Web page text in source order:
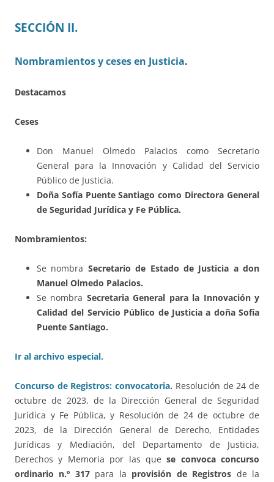
SECCIÓN II.
Nombramientos y ceses en Justicia.
Destacamos
Ceses
Don Manuel Olmedo Palacios como Secretario
General para la Innovación y Calidad del Servicio
Público de Justicia.
Doña Sofía Puente Santiago como Directora General
de Seguridad Jurídica y Fe Pública.
Nombramientos:
Se nombra Secretario de Estado de Justicia a don
Manuel Olmedo Palacios.
Se nombra Secretaria General para la Innovación y
Calidad del Servicio Público de Justicia a doña Sofía
Puente Santiago.
Ir al archivo especial.
Concurso de Registros: convocatoria. Resolución de 24 de
octubre de 2023, de la Dirección General de Seguridad
Jurídica y Fe Pública, y Resolución de 24 de octubre de
2023, de la Dirección General de Derecho, Entidades
Jurídicas y Mediación, del Departamento de Justicia,
Derechos y Memoria por las quese convoca concurso
ordinario n.º 317para la provisión de Registros de la